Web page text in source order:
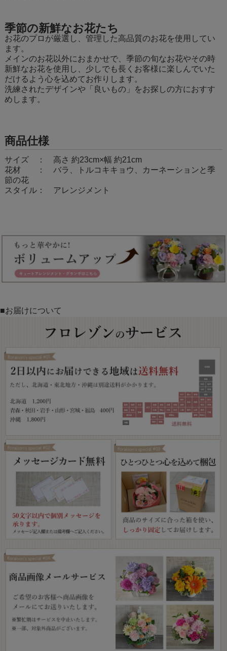
季節の新鮮なお花たち
お花のプロが厳選し、管理した高品質のお花を使用してい
ます。
メインのお花以外におまかせで、季節の旬なお花やその時
新鮮なお花を使用し、少しでも長くお客様に楽しんでいた
だけるよう心を込めてお作りします。
洗練されたデザインや「良いもの」をお探しの方におすす
めします。
商品仕様
サイズ ： 高さ 約23cm×幅 約21cm
花材 ： バラ、トルコキキョウ、カーネーションと季
節の花
スタイル： アレンジメント
■お届けについて